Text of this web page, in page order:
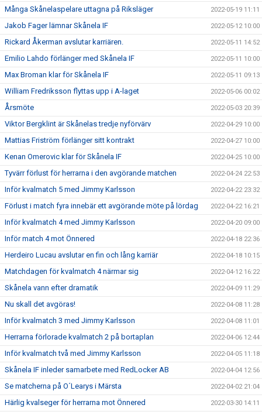
Många Skånelaspelare uttagna på Riksläger 2022-05-19 11:11
Jakob Fager lämnar Skånela IF 2022-05-12 10:00
Rickard Åkerman avslutar karriären. 2022-05-11 14:52
Emilio Lahdo förlänger med Skånela IF 2022-05-11 10:00
Max Broman klar för Skånela IF 2022-05-11 09:13
William Fredriksson flyttas upp i A-laget 2022-05-06 00:02
Årsmöte 2022-05-03 20:39
Viktor Bergklint är Skånelas tredje nyförvärv 2022-04-29 10:00
Mattias Friström förlänger sitt kontrakt 2022-04-27 10:00
Kenan Omerovic klar för Skånela IF 2022-04-25 10:00
Tyvärr förlust för herrarna i den avgörande matchen 2022-04-24 22:53
Inför kvalmatch 5 med Jimmy Karlsson 2022-04-22 23:32
Förlust i match fyra innebär ett avgörande möte på lördag 2022-04-22 16:21
Inför kvalmatch 4 med Jimmy Karlsson 2022-04-20 09:00
Inför match 4 mot Önnered 2022-04-18 22:36
Herdeiro Lucau avslutar en fin och lång karriär 2022-04-18 10:15
Matchdagen för kvalmatch 4 närmar sig 2022-04-12 16:22
Skånela vann efter dramatik 2022-04-09 11:29
Nu skall det avgöras! 2022-04-08 11:28
Inför kvalmatch 3 med Jimmy Karlsson 2022-04-08 11:01
Herrarna förlorade kvalmatch 2 på bortaplan 2022-04-06 12:44
Inför kvalmatch två med Jimmy Karlsson 2022-04-05 11:18
Skånela IF inleder samarbete med RedLocker AB 2022-04-04 12:56
Se matcherna på O´Learys i Märsta 2022-04-02 21:04
Härlig kvalseger för herrarna mot Önnered 2022-03-30 14:11